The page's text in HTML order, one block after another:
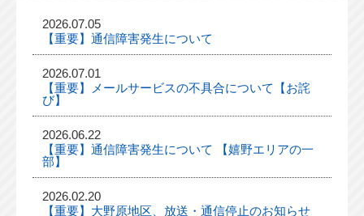
2026.07.05
【重要】通信障害発生について
2026.07.01
【重要】メールサービスの不具合について【お詫
び】
2026.06.22
【重要】通信障害発生について 【嬉野エリアの一
部】
2026.02.20
【重要】大野原地区、放送・通信停止のお知らせ